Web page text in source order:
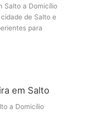
Salto a Domicílio
de Salto e
para
em Salto
a Domicílio